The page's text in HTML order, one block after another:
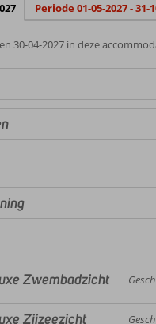
Periode 01-05-2027 - 31-
30-04-2027 in deze
Zwembadzicht
Zijzeezicht